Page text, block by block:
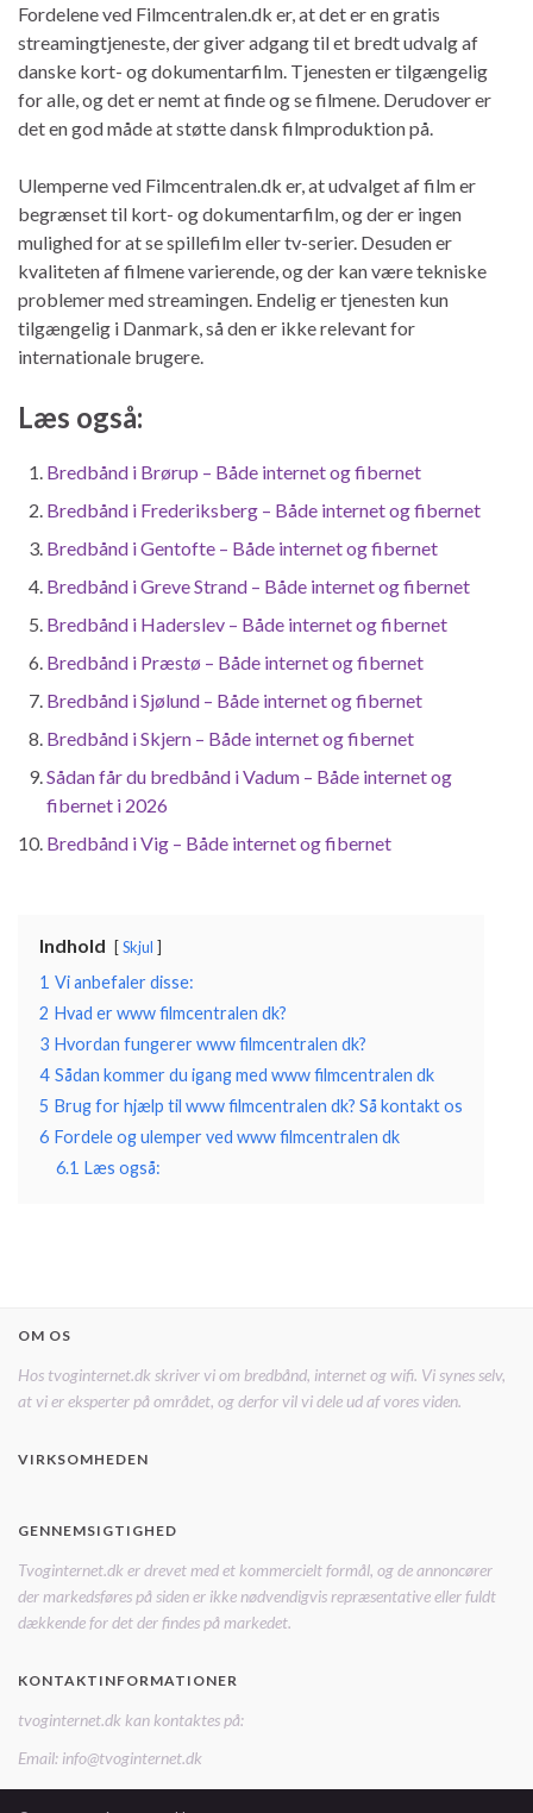
Fordelene ved Filmcentralen.dk er, at det er en gratis
streamingtjeneste, der giver adgang til et bredt udvalg af
danske kort- og dokumentarfilm. Tjenesten er tilgængelig
for alle, og det er nemt at finde og se filmene. Derudover er
det en god måde at støtte dansk filmproduktion på.
Ulemperne ved Filmcentralen.dk er, at udvalget af film er
begrænset til kort- og dokumentarfilm, og der er ingen
mulighed for at se spillefilm eller tv-serier. Desuden er
kvaliteten af filmene varierende, og der kan være tekniske
problemer med streamingen. Endelig er tjenesten kun
tilgængelig i Danmark, så den er ikke relevant for
internationale brugere.
Læs også:
Bredbånd i Brørup – Både internet og fibernet
Bredbånd i Frederiksberg – Både internet og fibernet
Bredbånd i Gentofte – Både internet og fibernet
Bredbånd i Greve Strand – Både internet og fibernet
Bredbånd i Haderslev – Både internet og fibernet
Bredbånd i Præstø – Både internet og fibernet
Bredbånd i Sjølund – Både internet og fibernet
Bredbånd i Skjern – Både internet og fibernet
Sådan får du bredbånd i Vadum – Både internet og
fibernet i 2026
Bredbånd i Vig – Både internet og fibernet
Indhold Skjul
1 Vi anbefaler disse:
2 Hvad er www filmcentralen dk?
3 Hvordan fungerer www filmcentralen dk?
4 Sådan kommer du igang med www filmcentralen dk
5 Brug for hjælp til www filmcentralen dk? Så kontakt os
6 Fordele og ulemper ved www filmcentralen dk
6.1 Læs også:
OM OS
Hos tvoginternet.dk skriver vi om bredbånd, internet og wifi. Vi synes selv,
at vi er eksperter på området, og derfor vil vi dele ud af vores viden.
VIRKSOMHEDEN
GENNEMSIGTIGHED
Tvoginternet.dk er drevet med et kommercielt formål, og de annoncører
der markedsføres på siden er ikke nødvendigvis repræsentative eller fuldt
dækkende for det der findes på markedet.
KONTAKTINFORMATIONER
tvoginternet.dk kan kontaktes på:
Email: info@tvoginternet.dk